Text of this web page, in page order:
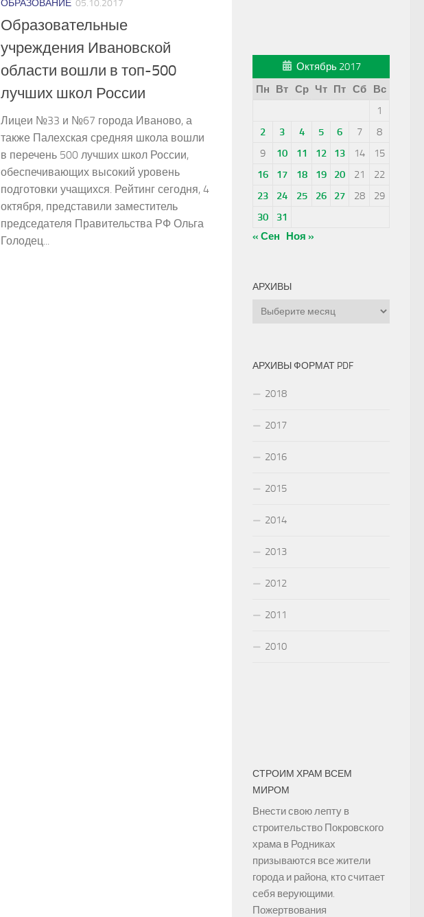
ОБРАЗОВАНИЕ 05.10.2017
Образовательные
учреждения Ивановской
области вошли в топ-500
лучших школ России
Лицеи №33 и №67 города Иваново, а
также Палехская средняя школа вошли
в перечень 500 лучших школ России,
обеспечивающих высокий уровень
подготовки учащихся. Рейтинг сегодня, 4
октября, представили заместитель
председателя Правительства РФ Ольга
Голодец...
Октябрь 2017
Пн
Вт Ср Чт Пт Сб
Вс
1
2
3 4 5 6 7
8
9
10 11 12 13 14
15
16
17 18 19 20 21
22
23
24 25 26 27 28
29
30
31
« Сен
Ноя »
АРХИВЫ
Архивы
АРХИВЫ ФОРМАТ PDF
2018
2017
2016
2015
2014
2013
2012
2011
2010
СТРОИМ ХРАМ ВСЕМ
МИРОМ
Внести свою лепту в
строительство Покровского
храма в Родниках
призываются все жители
города и района, кто считает
себя верующими.
Пожертвования